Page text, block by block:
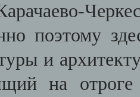
поэтому
и
на